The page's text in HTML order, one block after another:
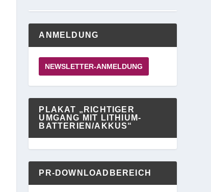
ANMELDUNG
NEWSLETTER-ANMELDUNG
PLAKAT „RICHTIGER
UMGANG MIT LITHIUM-
BATTERIEN/AKKUS“
PR-DOWNLOADBEREICH